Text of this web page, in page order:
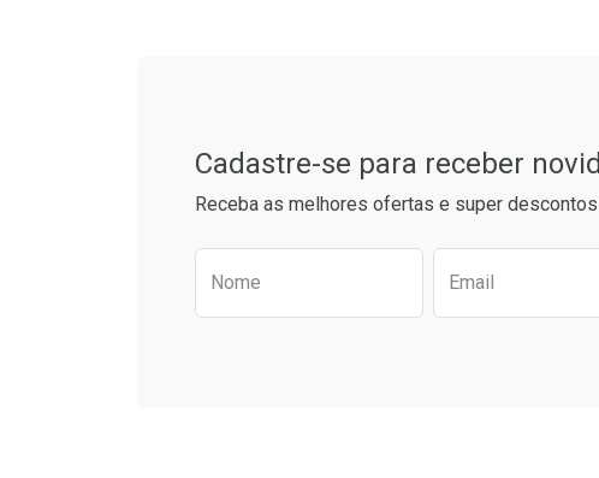
Ativar Desconto
Cadastre-se para receber
Receba as melhores ofertas e super
Preencha o formulário
Nome Email